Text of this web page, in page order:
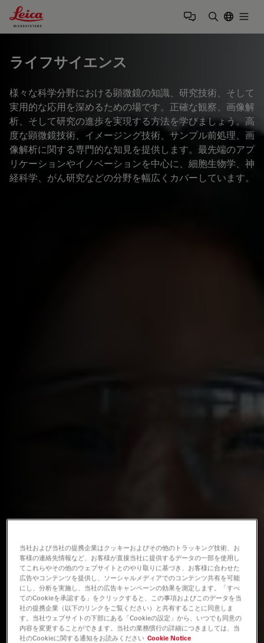
Leica Microsystems Logo
ライフサイエンス
様々な科学分野における顕微鏡の知識、研究技術、そして
実用的な応用を深めるための場です。正確な観察、画像解
析、そして研究の進歩を実現する方法を学びましょう。高
度な顕微鏡技術、イメージング技術、サンプル前処理、画
像解析に関する専門的な知見を提供します。最先端のアプ
リケーションやイノベーションを中心に、細胞生物学、神
経科学、がん研究などの分野を幅広くカバーしています。
当社および当社の提携企業はクッキーおよびその他のトラッキング技術、お
客様の連絡先情報など、お客様が直接当社に提供するデータの一部を使用し
てこれらやその他のウェブサイトとのやり取りに基づき、お客様に合わせた
広告やコンテンツを提供し、ソーシャルメディアでのコンテンツ共有を可能
にし、分析を実施し、当社の広告キャンペーンの効果を測定します。「すべ
てのCookieを承認する」をクリックすると、この事項およびこのデータを当
社の提携企業（以下のリンクをご覧ください）と共有することに同意しま
す。当社ウェブサイトの下部にある「Cookieの設定」から、いつでも同意の
内容を変更することができます。当社の業務慣行の詳細につきましては、当
社のCookieに関する通知をお読みください Cookie Notice